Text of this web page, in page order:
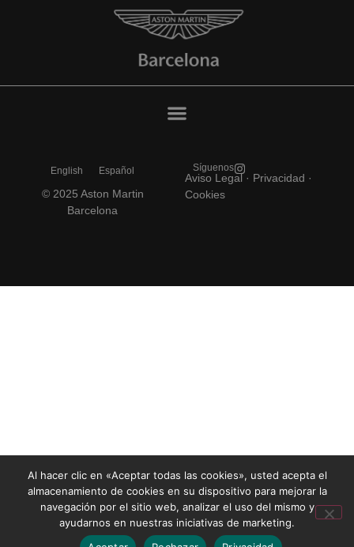
English Español
© 2025 Aston Martin
Barcelona
Síguenos
Aviso Legal· Privacidad ·
Cookies
Al hacer clic en «Aceptar todas las cookies», usted acepta el
almacenamiento de cookies en su dispositivo para mejorar la
navegación por el sitio web, analizar el uso del mismo y
ayudarnos en nuestras iniciativas de marketing.